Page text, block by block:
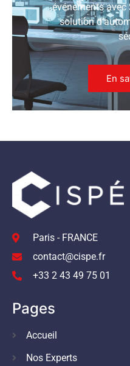
événements avec
solution
En
Paris - FRANCE
contact@cispe.fr
+33 2 43 49 75 01
Pages
Accueil
Nos Experts